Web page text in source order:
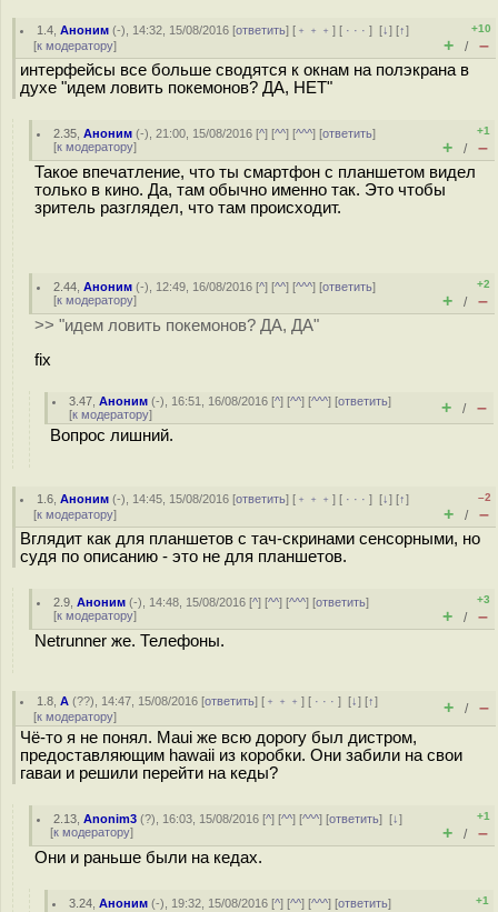
1.4 ,Аноним (-), 14:32, 15/08/2016 [ответить] [ ﹢﹢﹢] [ · · ·][↓] [↑]
[к модератору]
+10
+ / –
интерфейсы все больше сводятся к окнам на полэкрана в
духе "идем ловить покемонов? ДА, НЕТ"
2.35 ,Аноним (-), 21:00, 15/08/2016 [^] [^^] [^^^] [ответить]
[к модератору]
+1
+ / –
Такое впечатление, что ты смартфон с планшетом видел
только в кино. Да, там обычно именно так. Это чтобы
зритель разглядел, что там происходит.
2.44 ,Аноним (-), 12:49, 16/08/2016 [^] [^^] [^^^] [ответить]
[к модератору]
+2
+ / –
>> "идем ловить покемонов? ДА, ДА"
fix
3.47 ,Аноним (-), 16:51, 16/08/2016 [^] [^^] [^^^] [ответить]
[к модератору] + / –
Вопрос лишний.
1.6 ,Аноним (-), 14:45, 15/08/2016 [ответить] [ ﹢﹢﹢] [ · · ·][↓] [↑]
[к модератору]
–2
+ / –
Вглядит как для планшетов с тач-скринами сенсорными, но
судя по описанию - это не для планшетов.
2.9 ,Аноним (-), 14:48, 15/08/2016 [^] [^^] [^^^] [ответить]
[к модератору]
+3
+ / –
Netrunner же. Телефоны.
1.8 ,А (??), 14:47, 15/08/2016 [ответить] [ ﹢﹢﹢] [ · · ·][↓] [↑]
[к модератору] + / –
Чё-то я не понял. Maui же всю дорогу был дистром,
предоставляющим hawaii из коробки. Они забили на свои
гаваи и решили перейти на кеды?
2.13 ,Anonim3 (?), 16:03, 15/08/2016 [^] [^^] [^^^] [ответить][↓]
[к модератору]
+1
+ / –
Они и раньше были на кедах.
3.24 ,Аноним (-), 19:32, 15/08/2016 [^] [^^] [^^^] [ответить]
+1